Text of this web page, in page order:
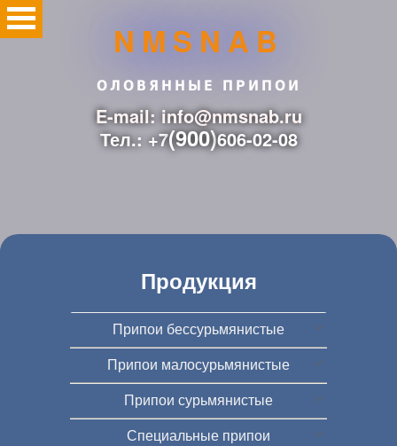
NMSNAB
ОЛОВЯННЫЕ ПРИПОИ
E-mail: info@nmsnab.ru
Тел.: +7(900)606-02-08
Продукция
Припои бессурьмянистые
Припои малосурьмянистые
Припои сурьмянистые
Специальные припои